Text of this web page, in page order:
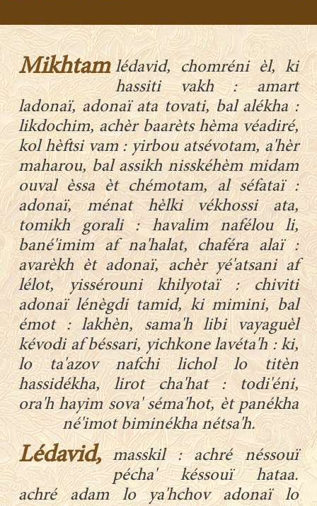
Mikhtamlédavid, chomréni èl, ki
hassiti vakh : amart
ladonaï, adonaï ata tovati, bal alékha :
likdochim, achèr baarèts hèma véadiré,
kol hèftsi vam : yirbou atsévotam, a'hèr
maharou, bal assikh nisskéhèm midam
ouval èssa èt chémotam, al séfataï :
adonaï, ménat hèlki vékhossi ata,
tomikh gorali : havalim nafélou li,
bané'imim af na'halat, chaféra alaï :
avarèkh èt adonaï, achèr yé'atsani af
lélot, yissérouni khilyotaï : chiviti
adonaï lénègdi tamid, ki mimini, bal
émot : lakhèn, sama'h libi vayaguèl
kévodi af béssari, yichkone lavéta'h : ki,
lo ta'azov nafchi lichol lo titèn
hassidékha, lirot cha'hat : todi'éni,
ora'h hayim sova' séma'hot, èt panékha
né'imot biminékha nétsa'h.
Lédavid,masskil : achré néssouï
pécha' késsouï hataa.
achré adam lo ya'hchov adonaï lo